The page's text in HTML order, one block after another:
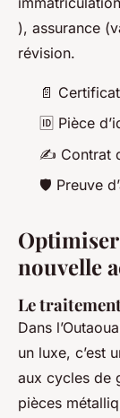
), assurance
révision.
📄
🆔 Pièce
✍️ Contrat
🛡️ Preuve
nouvelle
Le
Dans
un luxe, c’est
aux cycles de
pièces